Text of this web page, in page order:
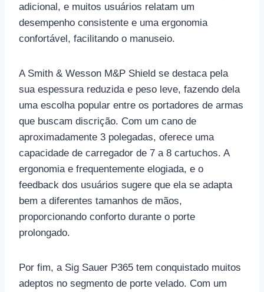
adicional, e muitos usuários relatam um
desempenho consistente e uma ergonomia
confortável, facilitando o manuseio.
A Smith & Wesson M&P Shield se destaca pela
sua espessura reduzida e peso leve, fazendo dela
uma escolha popular entre os portadores de armas
que buscam discrição. Com um cano de
aproximadamente 3 polegadas, oferece uma
capacidade de carregador de 7 a 8 cartuchos. A
ergonomia e frequentemente elogiada, e o
feedback dos usuários sugere que ela se adapta
bem a diferentes tamanhos de mãos,
proporcionando conforto durante o porte
prolongado.
Por fim, a Sig Sauer P365 tem conquistado muitos
adeptos no segmento de porte velado. Com um